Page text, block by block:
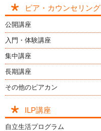
ピア・カウンセリング
公開講座
入門・体験講座
集中講座
長期講座
その他のピアカン
ILP講座
自立生活プログラム